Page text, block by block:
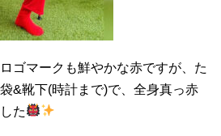
ゴマークも鮮やかな赤ですが、た
&靴下(時計まで)で、全身真っ赤
た